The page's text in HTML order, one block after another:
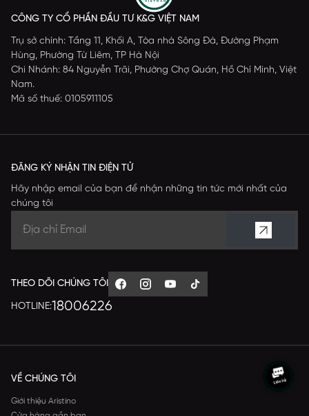
CÔNG TY CỔ PHẦN ĐẦU TƯ K&G VIỆT NAM
Trụ sở chính: Tầng 11, Khối A, Tòa nhà Sông Đà, Đường Phạm
Hùng, Phường Từ Liêm, TP Hà Nội
Chi Nhánh: 84 Nguyễn Trãi, Phường Chợ Quán, Hồ Chí Minh, Việt
Nam.
Mã số thuế: 0105911105
ĐĂNG KÝ NHẬN TIN ĐIỆN TỬ
Hãy nhập email của bạn để nhận những tin tức mới nhất của
chúng tôi
THEO DÕI CHÚNG TÔI
HOTLINE:18006226
VỀ CHÚNG TÔI
Giới thiệu Aristino